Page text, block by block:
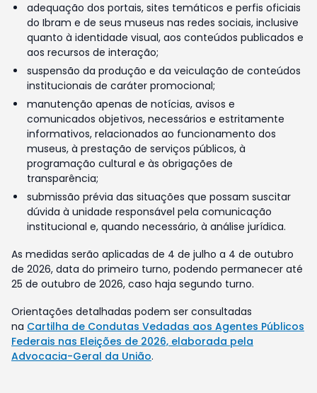
adequação dos portais, sites temáticos e perfis oficiais
do Ibram e de seus museus nas redes sociais, inclusive
quanto à identidade visual, aos conteúdos publicados e
aos recursos de interação;
suspensão da produção e da veiculação de conteúdos
institucionais de caráter promocional;
manutenção apenas de notícias, avisos e
comunicados objetivos, necessários e estritamente
informativos, relacionados ao funcionamento dos
museus, à prestação de serviços públicos, à
programação cultural e às obrigações de
transparência;
submissão prévia das situações que possam suscitar
dúvida à unidade responsável pela comunicação
institucional e, quando necessário, à análise jurídica.
As medidas serão aplicadas de 4 de julho a 4 de outubro
de 2026, data do primeiro turno, podendo permanecer até
25 de outubro de 2026, caso haja segundo turno.
Orientações detalhadas podem ser consultadas
na Cartilha de Condutas Vedadas aos Agentes Públicos
Federais nas Eleições de 2026, elaborada pela
Advocacia-Geral da União.